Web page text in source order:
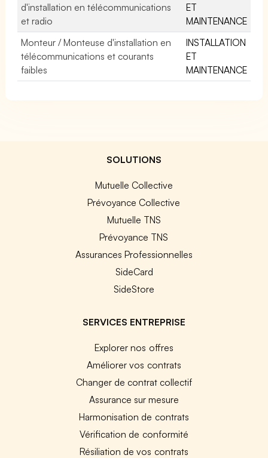
d'installation en télécommunications
et radio
ET
MAINTENANCE
Monteur / Monteuse d'installation en
télécommunications et courants
faibles
INSTALLATION
ET
MAINTENANCE
SOLUTIONS
Mutuelle Collective
Prévoyance Collective
Mutuelle TNS
Prévoyance TNS
Assurances Professionnelles
SideCard
SideStore
SERVICES ENTREPRISE
Explorer nos offres
Améliorer vos contrats
Changer de contrat collectif
Assurance sur mesure
Harmonisation de contrats
Vérification de conformité
Résiliation de vos contrats